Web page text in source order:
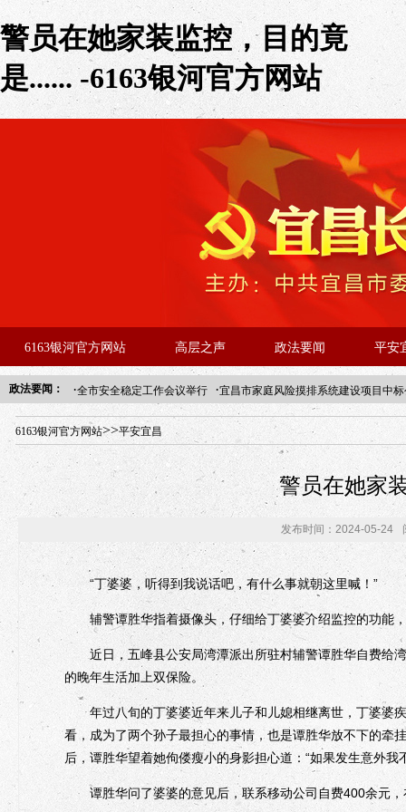
警员在她家装监控，目的竟
是...... -6163银河官方网站
6163银河官方网站 高层之声 政法要闻 平安
政法要闻： ·全市安全稳定工作会议举行 ·宜昌市家庭风险摸排系统建设项目中
年“招才兴业”事业单位人才引进·北京站人民大学入校工作提醒
6163银河官方网站>>平安宜昌
警员在她家
发布时间：2024-05-24
“丁婆婆，听得到我说话吧，有什么事就朝这里喊！”
辅警谭胜华指着摄像头，仔细给丁婆婆介绍监控的功能，
近日，五峰县公安局湾潭派出所驻村辅警谭胜华自费给
的晚年生活加上双保险。
年过八旬的丁婆婆近年来儿子和儿媳相继离世，丁婆婆
看，成为了两个孙子最担心的事情，也是谭胜华放不下的牵
后，谭胜华望着她佝偻瘦小的身影担心道：“如果发生意外我
谭胜华问了婆婆的意见后，联系移动公司自费400余元，